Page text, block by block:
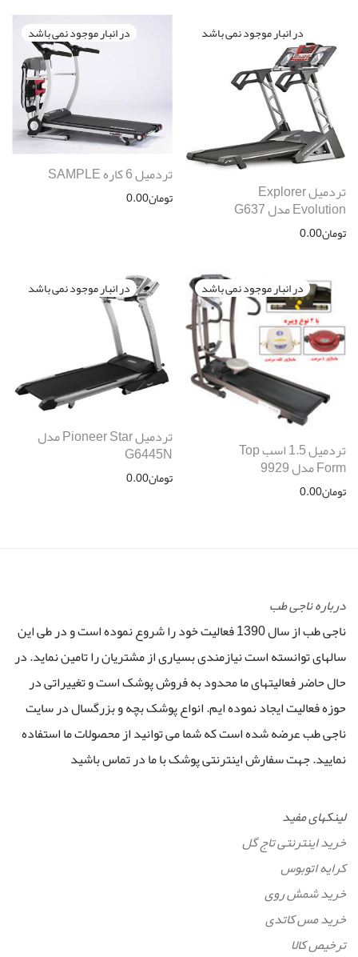
تردمیل Explorer
Evolution مدل G637
تومان0.00
تردمیل 6 کاره SAMPLE
تومان0.00
تردمیل 1.5 اسب Top
Form مدل 9929
تومان0.00
تردمیل Pioneer Star مدل
G6445N
تومان0.00
درباره ناجی طب
ناجی طب از سال 1390 فعالیت خود را شروع نموده است و در طی این
سالهای توانسته است نیازمندی بسیاری از مشتریان را تامین نماید. در
حال حاضر فعالیتهای ما محدود به فروش پوشک است و تغییراتی در
حوزه فعالیت ایجاد نموده ایم. انواع پوشک بچه و بزرگسال در سایت
ناجی طب عرضه شده است که شما می توانید از محصولات ما استفاده
نمایید. جهت سفارش اینترنتی پوشک با ما در تماس باشید
لینکهای مفید
خرید اینترنتی تاج گل
کرایه اتوبوس
خرید شمش روی
خرید مس کاتدی
ترخیص کالا